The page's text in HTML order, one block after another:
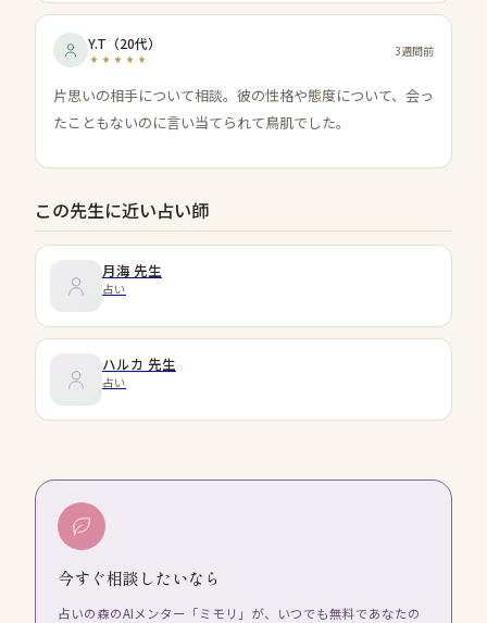
Y.T （20代） 3週間前
片思いの相手について相談。彼の性格や態度について、会っ
たこともないのに言い当てられて鳥肌でした。
この先生に近い占い師
月海 先生
占い
ハルカ 先生
占い
今すぐ相談したいなら
占いの森のAIメンター「ミモリ」が、いつでも無料であなたの